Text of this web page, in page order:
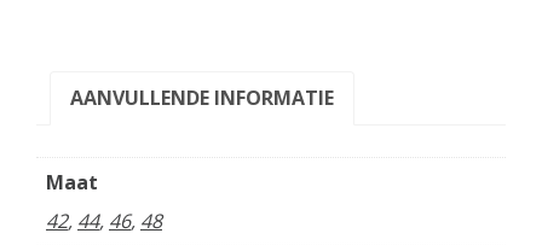
AANVULLENDE INFORMATIE
Maat
42, 44, 46, 48